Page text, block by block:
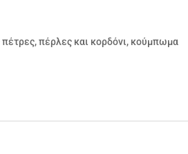
πέτρες, πέρλες και κορδόνι, κούμπωμα